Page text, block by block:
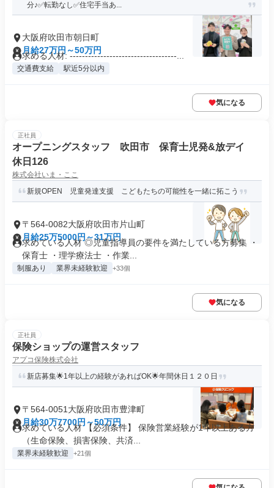
分♪✅転勤なし✅住宅手当あ...
大阪府吹田市朝日町
月給27万円～50万円
求める人材: -----------------------------------...
交通費支給 駅近5分以内
気になる
正社員
オープニングスタッフ 吹田市 保育士児発&放デイ
休日126
株式会社いま・ここ
新規OPEN 児童発達支援 こどもたちの可能性を一緒に拓こう
〒564-0082大阪府吹田市片山町
月給25万5000円～31万円
求めている人材 ◎児童指導員の要件を満たしている方募集 ・
保育士 ・理学療法士 ・作業...
制服あり 業界未経験歓迎 +33個
気になる
正社員
保険ショップの運営スタッフ
アプコ保険株式会社
新店募集🌟1年以上の経験があればOK🌟年間休日１２０日
〒564-0051大阪府吹田市豊津町
月給30万7700円～50万円
求めている人材 【必須条件】 保険営業経験が1年以上ある方
（生命保険、損害保険、共済...
業界未経験歓迎 +21個